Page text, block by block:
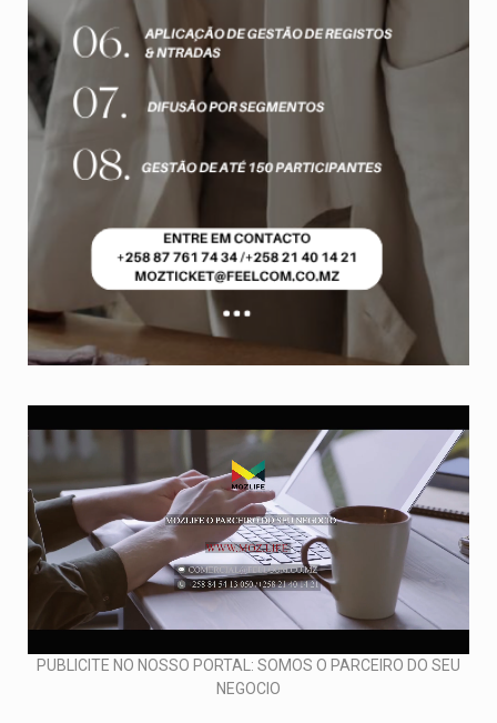
PUBLICITE NO NOSSO PORTAL: SOMOS O PARCEIRO DO SEU
NEGOCIO